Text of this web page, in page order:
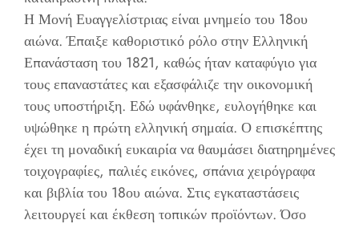
Η Μονή Ευαγγελίστριας είναι μνημείο του 18ου
αιώνα. Έπαιξε καθοριστικό ρόλο στην Ελληνική
Επανάσταση του 1821, καθώς ήταν καταφύγιο για
τους επαναστάτες και εξασφάλιζε την οικονομική
τους υποστήριξη. Εδώ υφάνθηκε, ευλογήθηκε και
υψώθηκε η πρώτη ελληνική σημαία. Ο επισκέπτης
έχει τη μοναδική ευκαιρία να θαυμάσει διατηρημένες
τοιχογραφίες, παλιές εικόνες, σπάνια χειρόγραφα
και βιβλία του 18ου αιώνα. Στις εγκαταστάσεις
λειτουργεί και έκθεση τοπικών προϊόντων. Όσο